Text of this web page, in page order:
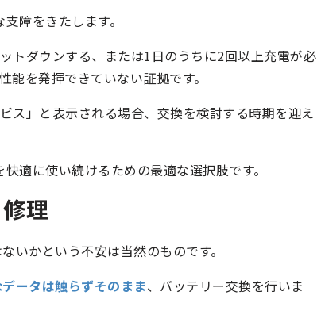
障をきたします。
トダウンする、または1日のうちに2回以上充電が必
を発揮できていない証拠です。
ス」と表示される場合、交換を検討する時期を迎え
適に使い続けるための最適な選択肢です。
理
いかという不安は当然のものです。
ータは触らずそのまま、バッテリー交換を行いま